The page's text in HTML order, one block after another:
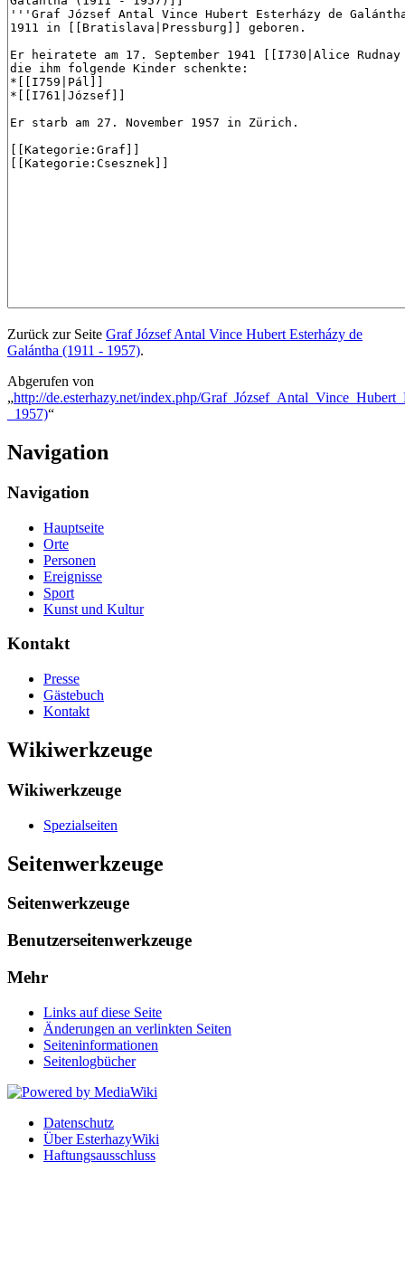
Zurück zur Seite Graf József Antal Vince Hubert Esterházy de
Galántha (1911 - 1957).
Abgerufen von
„http://de.esterhazy.net/index.php/
_1957)“
Navigation
Navigation
Hauptseite
Orte
Personen
Ereignisse
Sport
Kunst und Kultur
Kontakt
Presse
Gästebuch
Kontakt
Wikiwerkzeuge
Wikiwerkzeuge
Spezialseiten
Seitenwerkzeuge
Seitenwerkzeuge
Benutzerseitenwerkzeuge
Mehr
Links auf diese Seite
Änderungen an verlinkten Seiten
Seiten­informationen
Seitenlogbücher
Datenschutz
Über EsterhazyWiki
Haftungsausschluss